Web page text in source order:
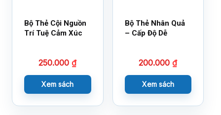
Bộ Thẻ Cội Nguồn
Trí Tuệ Cảm Xúc
250.000₫
Xem sách
Bộ Thẻ Nhân Quả
– Cấp Độ Dễ
200.000₫
Xem sách